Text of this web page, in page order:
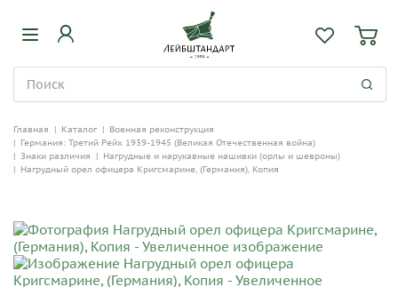
Главная | Каталог | Военная реконструкция
| Германия: Третий Рейх 1939-1945 (Великая Отечественная война)
| Знаки различия | Нагрудные и нарукавные нашивки (орлы и шевроны)
| Нагрудный орел офицера Кригсмарине, (Германия), Копия